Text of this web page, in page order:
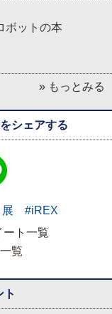
ボットの本
» もっとみる
シェアする
展 #iREX
ート一覧
覧
ト